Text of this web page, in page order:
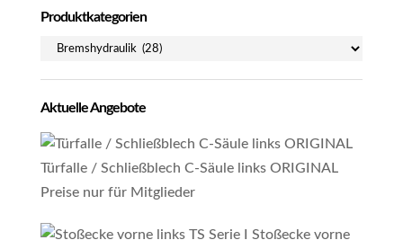
Produktkategorien
Aktuelle Angebote
Türfalle / Schließblech C-Säule links ORIGINAL
Preise nur für Mitglieder
Stoßecke vorne